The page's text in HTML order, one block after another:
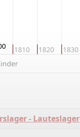
1810 1820 1830
- Lauteslager